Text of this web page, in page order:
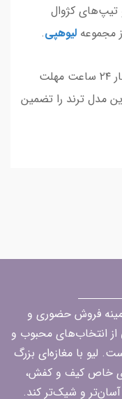
تیپ‌های کژوال
مجموعه لیوهپی.
ما با ضمانت بهترین جنس و قیمت در کنار ۲۴ ساعت مهلت
این مدل ترند را تضمین
سابقه در زمینه فروش حضوری و
از انتخاب‌های محبوب و
لیو با مغازه‌ای بزرگ
خاص کیف و کفش،
و شیک‌تر کند.